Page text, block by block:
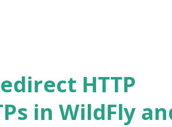
HTTP
in WildFly